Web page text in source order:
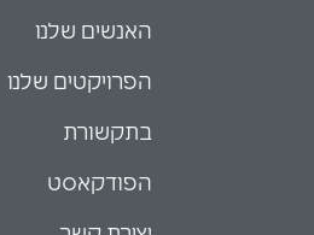
האנשים שלנו
הפרויקטים שלנו
בתקשורת
הפודקאסט